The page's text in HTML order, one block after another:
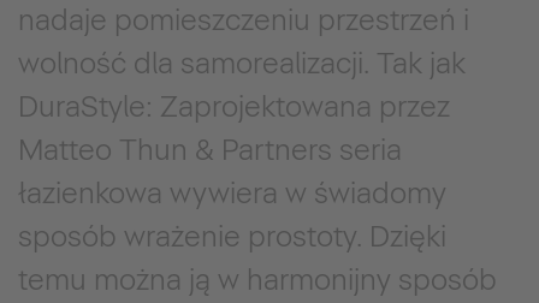
nadaje pomieszczeniu przestrzeń i
wolność dla samorealizacji. Tak jak
DuraStyle: Zaprojektowana przez
Matteo Thun & Partners seria
łazienkowa wywiera w świadomy
sposób wrażenie prostoty. Dzięki
temu można ją w harmonijny sposób